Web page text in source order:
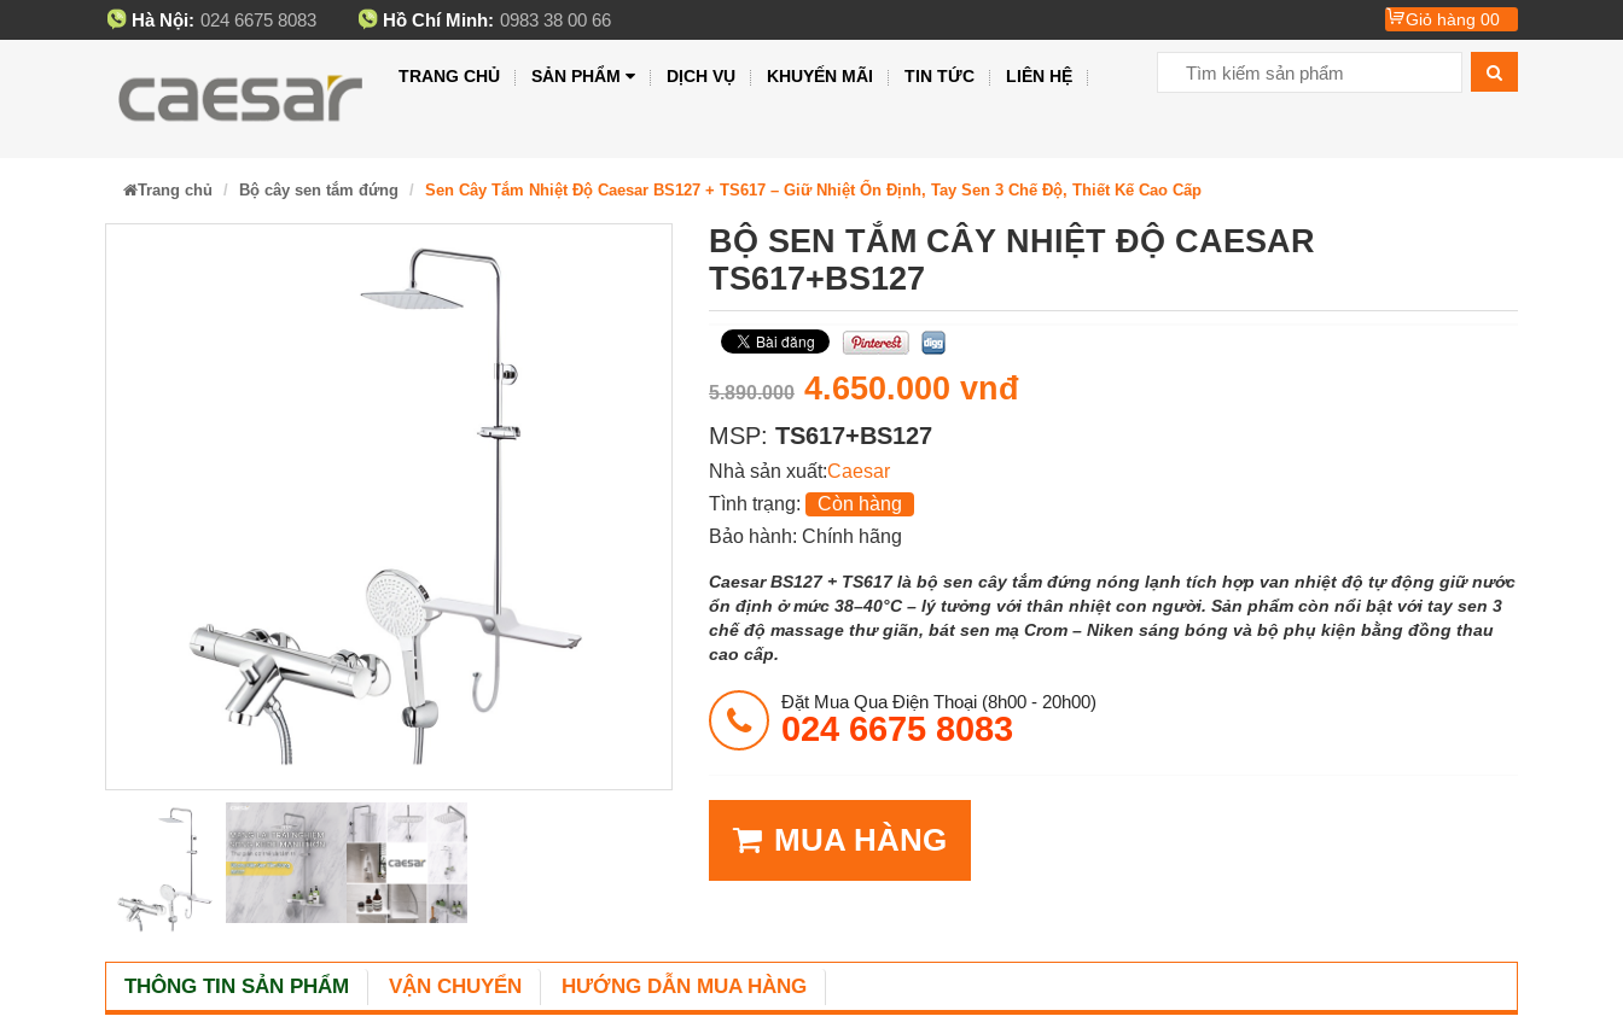
Hà Nội: 024 6675 8083 Hồ Chí Minh: 0983 38 00 66 Giỏ hàng 00
TRANG CHỦ SẢN PHẨM DỊCH VỤ KHUYẾN MÃI TIN TỨC LIÊN HỆ
Trang chủ Bộ cây sen tắm đứng Sen Cây Tắm Nhiệt Độ Caesar BS127 + TS617 – Giữ Nhiệt Ổn Định, Tay Sen 3 Chế Độ, Thiết Kế Cao Cấp
BỘ SEN TẮM CÂY NHIỆT ĐỘ CAESAR
TS617+BS127
5.890.000 4.650.000 vnđ
MSP: TS617+BS127
Nhà sản xuất:Caesar
Tình trạng:
Còn hàng
Bảo hành: Chính hãng
Caesar BS127 + TS617 là bộ sen cây tắm đứng nóng lạnh tích hợp van nhiệt độ tự động giữ nước
ổn định ở mức 38–40°C – lý tưởng với thân nhiệt con người. Sản phẩm còn nổi bật với tay sen 3
chế độ massage thư giãn, bát sen mạ Crom – Niken sáng bóng và bộ phụ kiện bằng đồng thau
cao cấp.
Đặt Mua Qua Điện Thoại (8h00 - 20h00)
024 6675 8083
MUA HÀNG
THÔNG TIN SẢN PHẨM VẬN CHUYỂN HƯỚNG DẪN MUA HÀNG